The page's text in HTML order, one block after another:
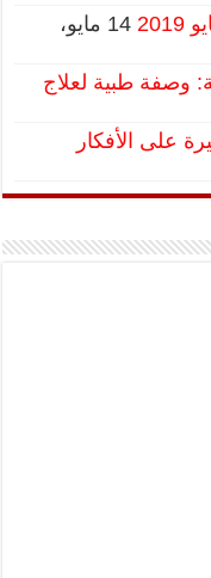
14 مايو،
طبية لعلاج
على الأفكار